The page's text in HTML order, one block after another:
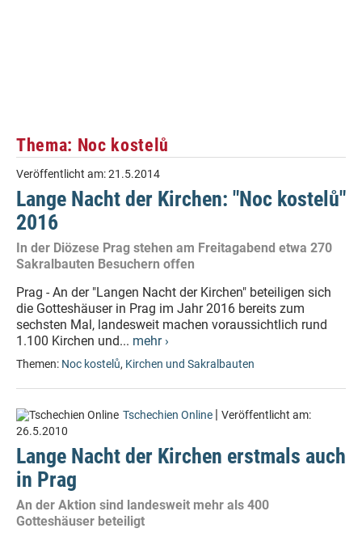
Thema: Noc kostelů
Veröffentlicht am:21.5.2014
Lange Nacht der Kirchen: "Noc kostelů"
2016
In der Diözese Prag stehen am Freitagabend etwa 270
Sakralbauten Besuchern offen
Prag - An der "Langen Nacht der Kirchen" beteiligen sich
die Gotteshäuser in Prag im Jahr 2016 bereits zum
sechsten Mal, landesweit machen voraussichtlich rund
1.100 Kirchen und... mehr ›
Themen: Noc kostelů, Kirchen und Sakralbauten
Tschechien Online | Veröffentlicht am:
26.5.2010
Lange Nacht der Kirchen erstmals auch
in Prag
An der Aktion sind landesweit mehr als 400
Gotteshäuser beteiligt